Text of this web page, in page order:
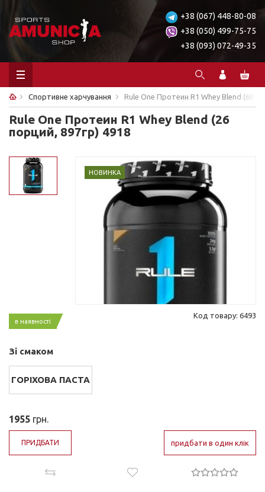
+38 (067) 448-80-08
+38 (050) 499-75-75
+38 (093) 072-49-35
Спортивне харчування Rule One Протеин R1 Whey Blend (68
Rule One Протеин R1 Whey Blend (26
порций, 897гр) 4918
НОВИНКА
в наявності
Код товару: 6493
Зі смаком
ГОРІХОВА ПАСТА
1955 грн.
ПРИДБАТИ придбати в один клік